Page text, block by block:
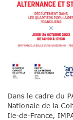
Dans le cadre du
Nationale de la
Ile-de-France,